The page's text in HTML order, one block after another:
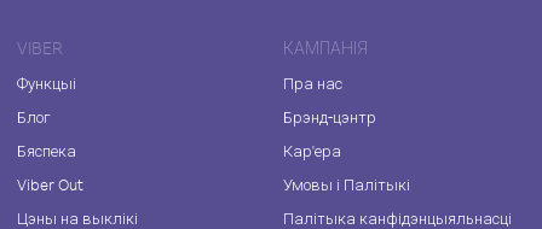
VIBER
Функцыі
Блог
Бяспека
Viber Out
Цэны на выклікі
КАМПАНІЯ
Пра нас
Брэнд-цэнтр
Кар'ера
Умовы і Палітыкі
Палітыка канфідэнцыяльнасці